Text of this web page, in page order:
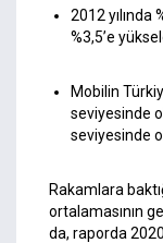
2012 yılında
%3,5’e
Mobilin
seviyesinde
seviyesinde
Rakamlara
ortalamasının
da, raporda